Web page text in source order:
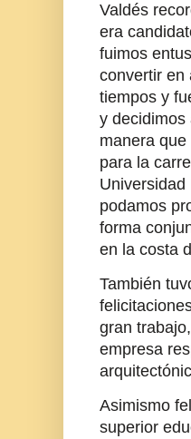
Valdés
era
fuimos
convertir en
tiempos y
y decidimos
manera
para la
podamos
forma
en la costa
También
gran
empresa
Asimismo
superior